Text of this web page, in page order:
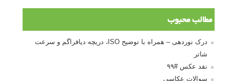
مطالب محبوب
درک نوردهی – همراه با توضیح ISO، دریچه دیافراگم و سرعت
شاتر
نقد عکس #۹۹
سوالات عکاسی